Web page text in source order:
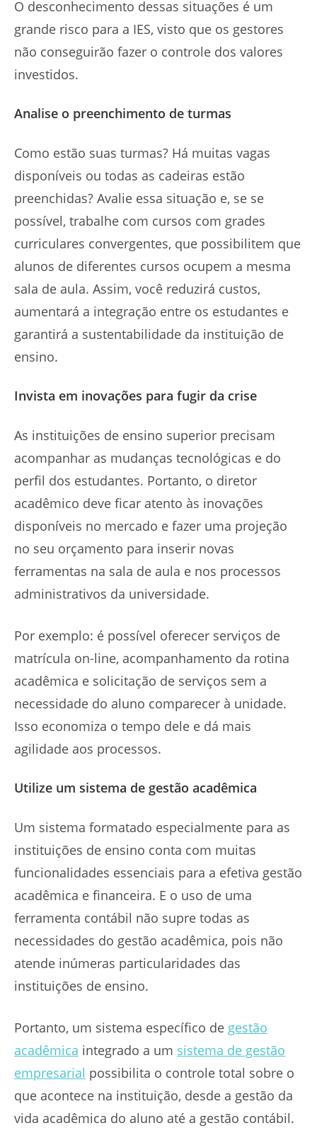
O desconhecimento dessas situações é um
grande risco para a IES, visto que os gestores
não conseguirão fazer o controle dos valores
investidos.
Analise o preenchimento de turmas
Como estão suas turmas? Há muitas vagas
disponíveis ou todas as cadeiras estão
preenchidas? Avalie essa situação e, se se
possível, trabalhe com cursos com grades
curriculares convergentes, que possibilitem que
alunos de diferentes cursos ocupem a mesma
sala de aula. Assim, você reduzirá custos,
aumentará a integração entre os estudantes e
garantirá a sustentabilidade da instituição de
ensino.
Invista em inovações para fugir da crise
As instituições de ensino superior precisam
acompanhar as mudanças tecnológicas e do
perfil dos estudantes. Portanto, o diretor
acadêmico deve ficar atento às inovações
disponíveis no mercado e fazer uma projeção
no seu orçamento para inserir novas
ferramentas na sala de aula e nos processos
administrativos da universidade.
Por exemplo: é possível oferecer serviços de
matrícula on-line, acompanhamento da rotina
acadêmica e solicitação de serviços sem a
necessidade do aluno comparecer à unidade.
Isso economiza o tempo dele e dá mais
agilidade aos processos.
Utilize um sistema de gestão acadêmica
Um sistema formatado especialmente para as
instituições de ensino conta com muitas
funcionalidades essenciais para a efetiva gestão
acadêmica e financeira. E o uso de uma
ferramenta contábil não supre todas as
necessidades do gestão acadêmica, pois não
atende inúmeras particularidades das
instituições de ensino.
Portanto, um sistema específico de gestão
acadêmica integrado a um sistema de gestão
empresarial possibilita o controle total sobre o
que acontece na instituição, desde a gestão da
vida acadêmica do aluno até a gestão contábil.